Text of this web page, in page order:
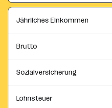
Jährliches Einkommen
Brutto
Sozialversicherung
Lohnsteuer